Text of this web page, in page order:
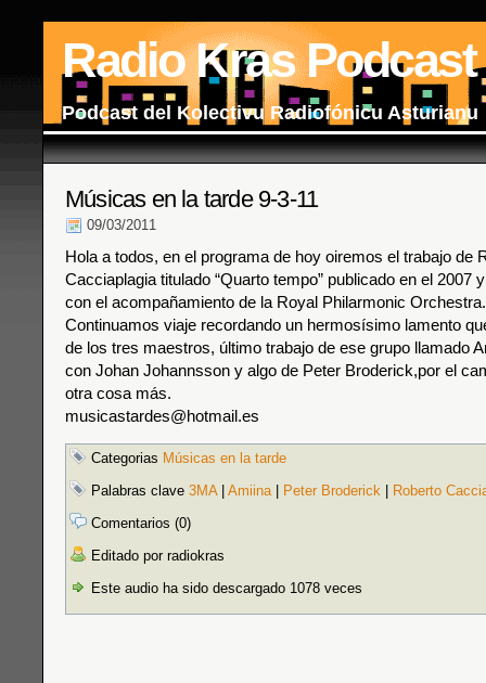
Radio Kras Podcast
Podcast del Kolectivu Radiofónicu Asturianu
Músicas en la tarde 9-3-11
09/03/2011
Hola a todos, en el programa de hoy oiremos el trabajo de
Cacciaplagia titulado “Quarto tempo” publicado en el 2007
con el acompañamiento de la Royal Philarmonic Orchestra.
Continuamos viaje recordando un hermosísimo lamento
de los tres maestros, último trabajo de ese grupo llamado
con Johan Johannsson y algo de Peter Broderick,por el
otra cosa más.
musicastardes@hotmail.es
Categorias Músicas en la tarde
Palabras clave 3MA| Amiina| Peter Broderick
Roberto
Comentarios (0)
Editado por radiokras
Este audio ha sido descargado 1078 veces